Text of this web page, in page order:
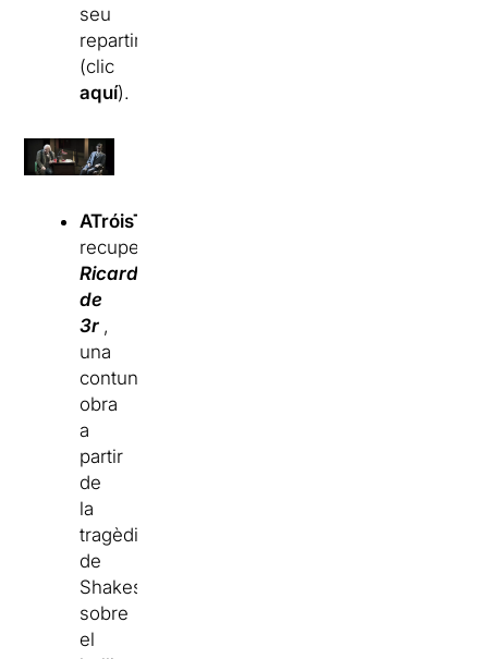
seu
repartiment
(clic
aquí).
ATróisTeatre
recupera
Ricard
de
3r ,
una
contundent
obra
a
partir
de
la
tragèdia
de
Shakespeare,
sobre
el